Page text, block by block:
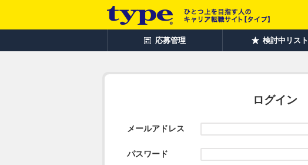
応募管理 検討中リスト
ログイン
メールアドレス
パスワード